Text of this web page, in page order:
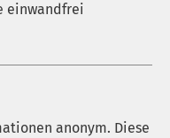
einwandfrei
anonym. Diese